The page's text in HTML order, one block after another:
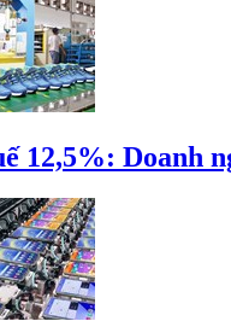
12,5%: Doanh